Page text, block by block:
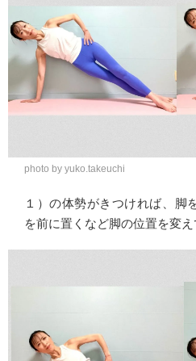
photo by yuko.takeuchi
１）の体勢がきつければ、脚
を前に置くなど脚の位置を変え